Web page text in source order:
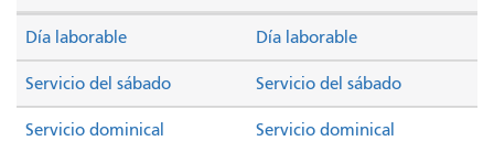
Servicio del sábado Servicio del sábado
Servicio dominical Servicio dominical
Día laborable Día laborable